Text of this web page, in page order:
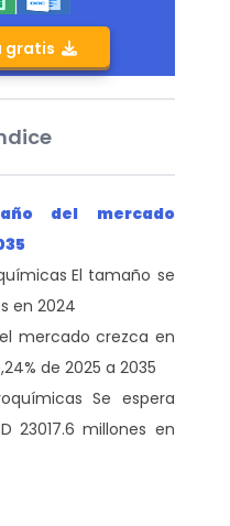
gratis
del mercado
El tamaño se
en 2024
mercado crezca en
de 2025 a 2035
Se espera
23017.6 millones en